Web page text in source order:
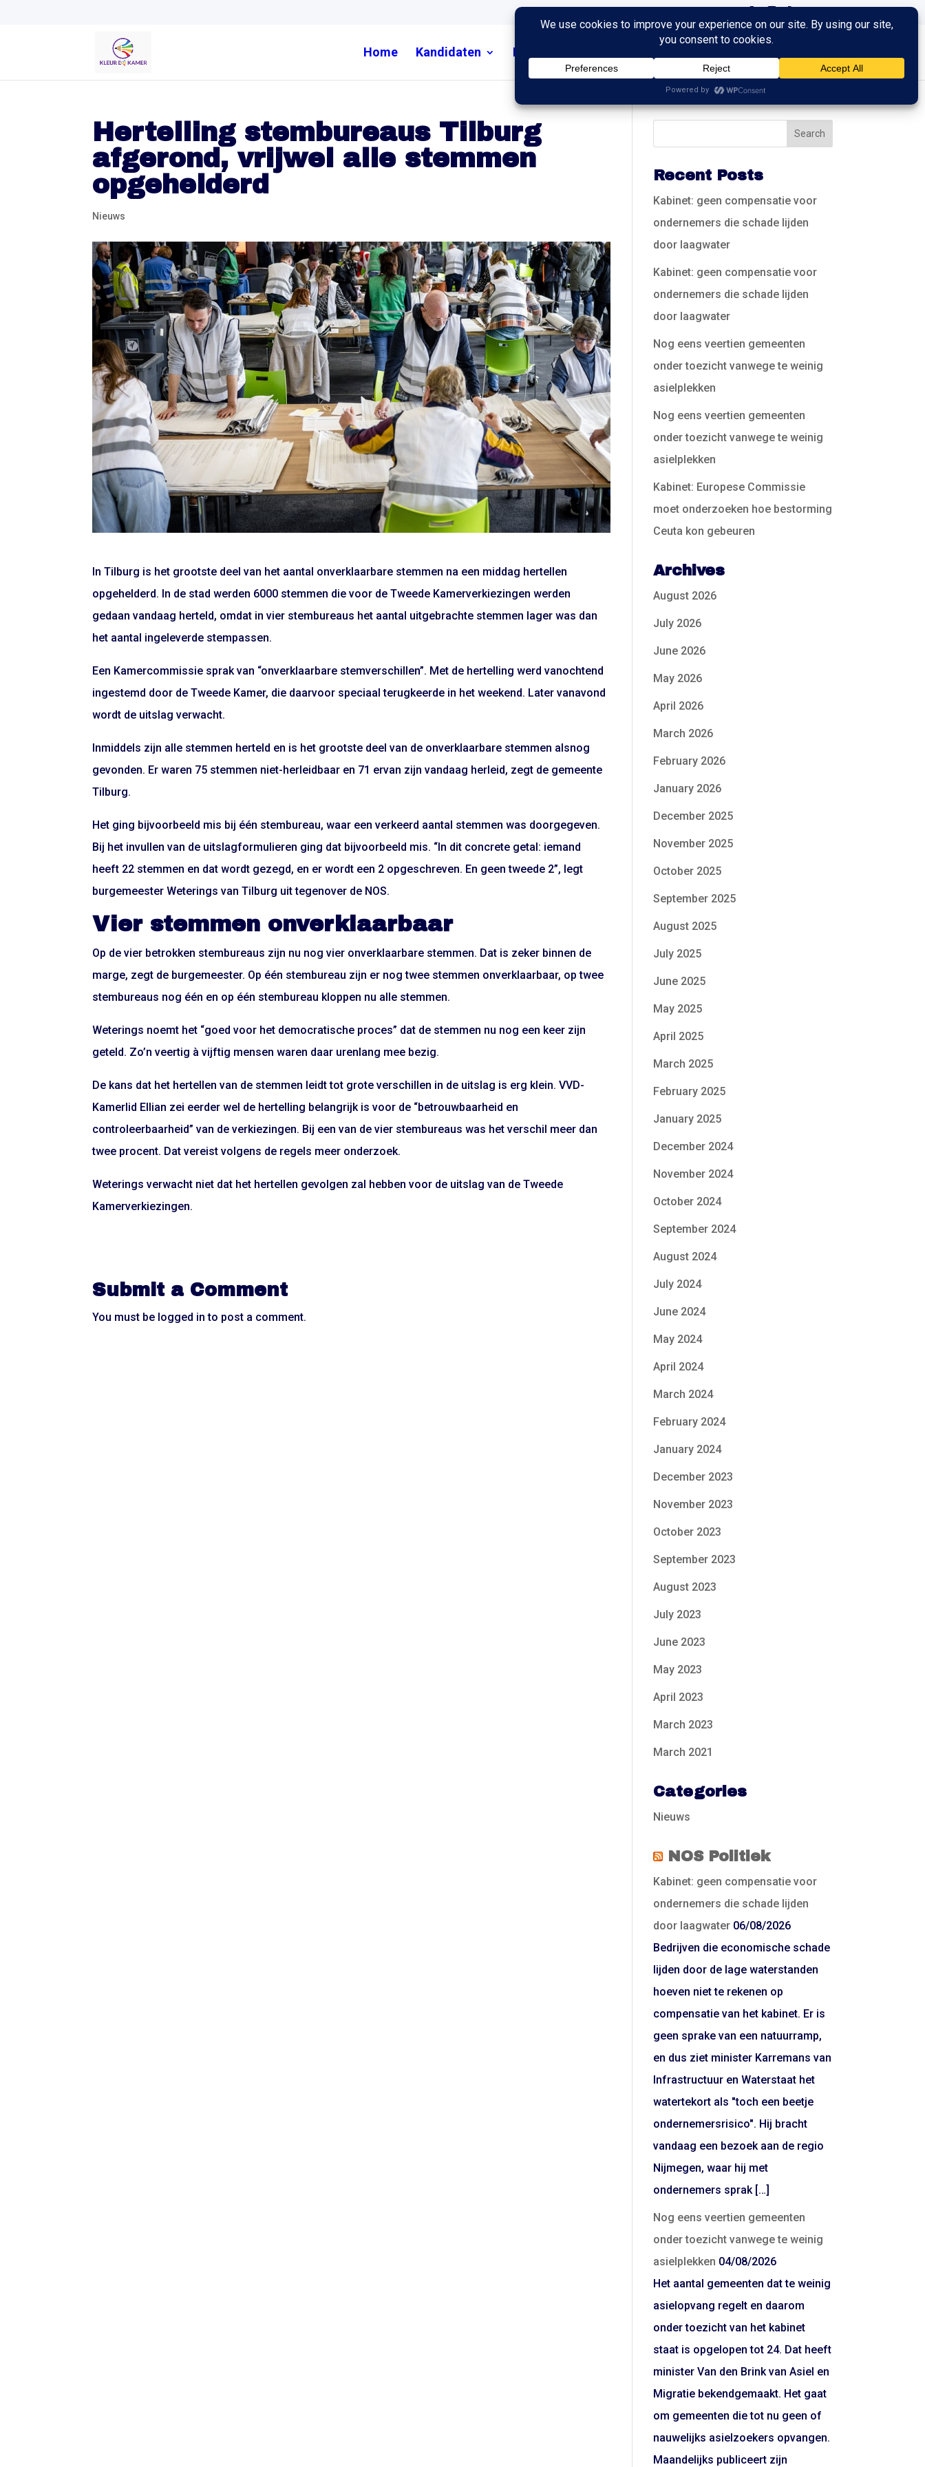
Home Kandidaten Nieuws
Hertelling stembureaus Tilburg
afgerond, vrijwel alle stemmen
opgehelderd
Nieuws
In Tilburg is het grootste deel van het aantal onverklaarbare stemmen na een middag hertellen
opgehelderd. In de stad werden 6000 stemmen die voor de Tweede Kamerverkiezingen werden
gedaan vandaag herteld, omdat in vier stembureaus het aantal uitgebrachte stemmen lager was dan
het aantal ingeleverde stempassen.
Een Kamercommissie sprak van “onverklaarbare stemverschillen”. Met de hertelling werd vanochtend
ingestemd door de Tweede Kamer, die daarvoor speciaal terugkeerde in het weekend. Later vanavond
wordt de uitslag verwacht.
Inmiddels zijn alle stemmen herteld en is het grootste deel van de onverklaarbare stemmen alsnog
gevonden. Er waren 75 stemmen niet-herleidbaar en 71 ervan zijn vandaag herleid, zegt de gemeente
Tilburg.
Het ging bijvoorbeeld mis bij één stembureau, waar een verkeerd aantal stemmen was doorgegeven.
Bij het invullen van de uitslagformulieren ging dat bijvoorbeeld mis. “In dit concrete getal: iemand
heeft 22 stemmen en dat wordt gezegd, en er wordt een 2 opgeschreven. En geen tweede 2”, legt
burgemeester Weterings van Tilburg uit tegenover de NOS.
Vier stemmen onverklaarbaar
Op de vier betrokken stembureaus zijn nu nog vier onverklaarbare stemmen. Dat is zeker binnen de
marge, zegt de burgemeester. Op één stembureau zijn er nog twee stemmen onverklaarbaar, op twee
stembureaus nog één en op één stembureau kloppen nu alle stemmen.
Weterings noemt het “goed voor het democratische proces” dat de stemmen nu nog een keer zijn
geteld. Zo’n veertig à vijftig mensen waren daar urenlang mee bezig.
De kans dat het hertellen van de stemmen leidt tot grote verschillen in de uitslag is erg klein. VVD-
Kamerlid Ellian zei eerder wel de hertelling belangrijk is voor de “betrouwbaarheid en
controleerbaarheid” van de verkiezingen. Bij een van de vier stembureaus was het verschil meer dan
twee procent. Dat vereist volgens de regels meer onderzoek.
Weterings verwacht niet dat het hertellen gevolgen zal hebben voor de uitslag van de Tweede
Kamerverkiezingen.
Submit a Comment
You must be logged in to post a comment.
Recent Posts
Kabinet: geen compensatie voor
ondernemers die schade lijden
door laagwater
Kabinet: geen compensatie voor
ondernemers die schade lijden
door laagwater
Nog eens veertien gemeenten
onder toezicht vanwege te weinig
asielplekken
Nog eens veertien gemeenten
onder toezicht vanwege te weinig
asielplekken
Kabinet: Europese Commissie
moet onderzoeken hoe bestorming
Ceuta kon gebeuren
Archives
August 2026
July 2026
June 2026
May 2026
April 2026
March 2026
February 2026
January 2026
December 2025
November 2025
October 2025
September 2025
August 2025
July 2025
June 2025
May 2025
April 2025
March 2025
February 2025
January 2025
December 2024
November 2024
October 2024
September 2024
August 2024
July 2024
June 2024
May 2024
April 2024
March 2024
February 2024
January 2024
December 2023
November 2023
October 2023
September 2023
August 2023
July 2023
June 2023
May 2023
April 2023
March 2023
March 2021
Categories
Nieuws
NOS Politiek
Kabinet: geen compensatie voor
ondernemers die schade lijden
door laagwater 06/08/2026
Bedrijven die economische schade
lijden door de lage waterstanden
hoeven niet te rekenen op
compensatie van het kabinet. Er is
geen sprake van een natuurramp,
en dus ziet minister Karremans van
Infrastructuur en Waterstaat het
watertekort als "toch een beetje
ondernemersrisico". Hij bracht
vandaag een bezoek aan de regio
Nijmegen, waar hij met
ondernemers sprak […]
Nog eens veertien gemeenten
onder toezicht vanwege te weinig
asielplekken 04/08/2026
Het aantal gemeenten dat te weinig
asielopvang regelt en daarom
onder toezicht van het kabinet
staat is opgelopen tot 24. Dat heeft
minister Van den Brink van Asiel en
Migratie bekendgemaakt. Het gaat
om gemeenten die tot nu geen of
nauwelijks asielzoekers opvangen.
Maandelijks publiceert zijn